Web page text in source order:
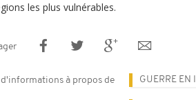
les plus vulnérables.
d'informations à propos de GUERRE EN